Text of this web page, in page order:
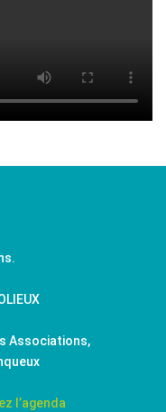
Associations,
l’agenda